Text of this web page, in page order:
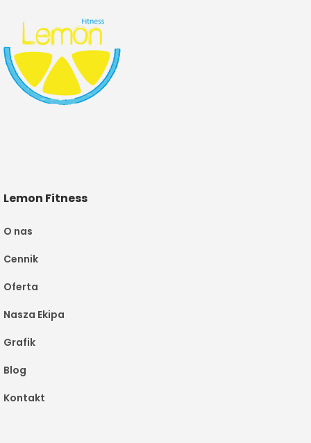
Lemon Fitness
O nas
Cennik
Oferta
Nasza Ekipa
Grafik
Blog
Kontakt